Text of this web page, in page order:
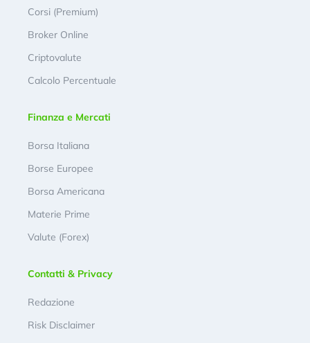
Corsi (Premium)
Broker Online
Criptovalute
Calcolo Percentuale
Finanza e Mercati
Borsa Italiana
Borse Europee
Borsa Americana
Materie Prime
Valute (Forex)
Contatti & Privacy
Redazione
Risk Disclaimer